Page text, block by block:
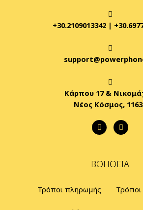
+30.2109013342 |
Κάρπου 17 &
Νέος Κόσμος,
ΒΟΉΘΕΙΑ
Τρόποι πληρωμής